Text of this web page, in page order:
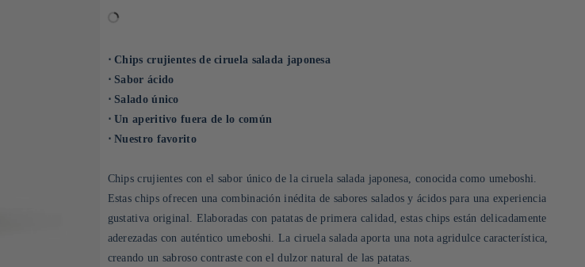
⋅ Chips crujientes de ciruela salada japonesa
⋅ Sabor ácido
⋅ Salado único
⋅ Un aperitivo fuera de lo común
⋅ Nuestro favorito
Chips crujientes con el sabor único de la ciruela salada japonesa, conocida como umeboshi.
Estas chips ofrecen una combinación inédita de sabores salados y ácidos para una experiencia
gustativa original. Elaboradas con patatas de primera calidad, estas chips están delicadamente
aderezadas con auténtico umeboshi. La ciruela salada aporta una nota agridulce característica,
creando un sabroso contraste con el dulzor natural de las patatas.